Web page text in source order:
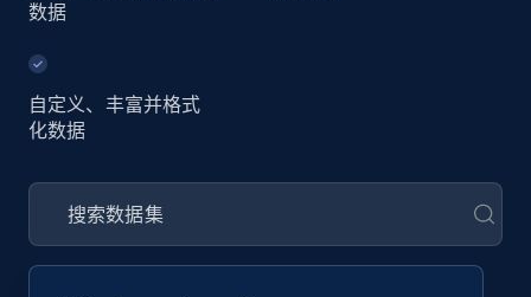
数据
自定义、丰富并格式
化数据